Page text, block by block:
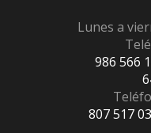
Lunes a
986 566
807 517